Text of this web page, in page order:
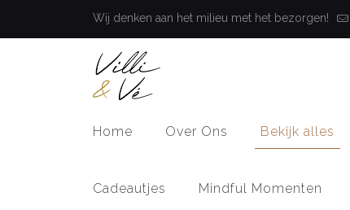
Wij denken aan het milieu met het bezorgen!
Home Over Ons Bekijk alles
Cadeautjes Mindful Momenten